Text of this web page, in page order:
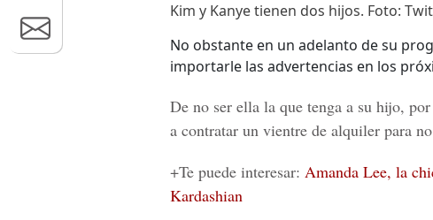
Kim y Kanye tienen dos hijos. Foto:
No obstante en un adelanto de su
importarle las advertencias en los
De no ser ella la que tenga a su hijo,
a contratar un vientre de alquiler para
+Te puede interesar: Amanda Lee, la
Kardashian